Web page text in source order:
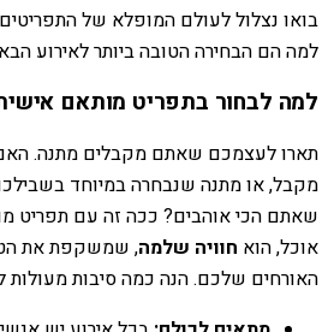
בואו נצלול לעולם המופלא של
למה הם הבחירה הטובה ביותר לאירוע
למה לבחור בתפריט מותאם
תארו לעצמכם שאתם מקבלים מתנה.
מקבל, או מתנה שנבחרה במיוחד
שאתם הכי אוהבים? ככה זה עם תפריט
אוכל, הוא חוויה שלמה, שמשקפת את
האורחים שלכם. הנה כמה סיבות מעולות